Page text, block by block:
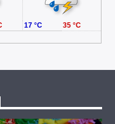
17 °C 35 °C